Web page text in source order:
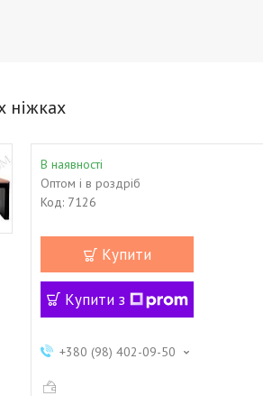
ніжках
В наявності
Оптом і в роздріб
Код: 7126
Купити
Купити з
+380 (98) 402-09-50